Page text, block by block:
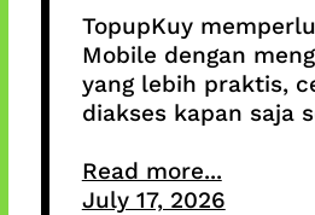
TopupKuy
Mobile dengan
yang lebih praktis,
diakses kapan saja
Read more...
July 17, 2026